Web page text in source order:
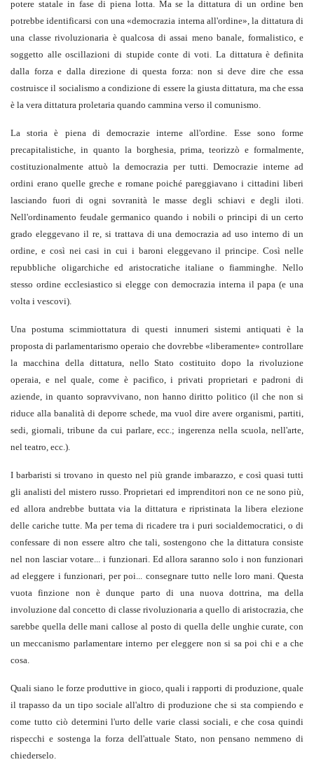
potere statale in fase di piena lotta. Ma se la dittatura di un ordine ben
potrebbe identificarsi con una «democrazia interna all'ordine», la dittatura di
una classe rivoluzionaria è qualcosa di assai meno banale, formalistico, e
soggetto alle oscillazioni di stupide conte di voti. La dittatura è definita
dalla forza e dalla direzione di questa forza: non si deve dire che essa
costruisce il socialismo a condizione di essere la giusta dittatura, ma che essa
è la vera dittatura proletaria quando cammina verso il comunismo.
La storia è piena di democrazie interne all'ordine. Esse sono forme
precapitalistiche, in quanto la borghesia, prima, teorizzò e formalmente,
costituzionalmente attuò la democrazia per tutti. Democrazie interne ad
ordini erano quelle greche e romane poiché pareggiavano i cittadini liberi
lasciando fuori di ogni sovranità le masse degli schiavi e degli iloti.
Nell'ordinamento feudale germanico quando i nobili o principi di un certo
grado eleggevano il re, si trattava di una democrazia ad uso interno di un
ordine, e così nei casi in cui i baroni eleggevano il principe. Così nelle
repubbliche oligarchiche ed aristocratiche italiane o fiamminghe. Nello
stesso ordine ecclesiastico si elegge con democrazia interna il papa (e una
volta i vescovi).
Una postuma scimmiottatura di questi innumeri sistemi antiquati è la
proposta di parlamentarismo operaio che dovrebbe «liberamente» controllare
la macchina della dittatura, nello Stato costituito dopo la rivoluzione
operaia, e nel quale, come è pacifico, i privati proprietari e padroni di
aziende, in quanto sopravvivano, non hanno diritto politico (il che non si
riduce alla banalità di deporre schede, ma vuol dire avere organismi, partiti,
sedi, giornali, tribune da cui parlare, ecc.; ingerenza nella scuola, nell'arte,
nel teatro, ecc.).
I barbaristi si trovano in questo nel più grande imbarazzo, e così quasi tutti
gli analisti del mistero russo. Proprietari ed imprenditori non ce ne sono più,
ed allora andrebbe buttata via la dittatura e ripristinata la libera elezione
delle cariche tutte. Ma per tema di ricadere tra i puri socialdemocratici, o di
confessare di non essere altro che tali, sostengono che la dittatura consiste
nel non lasciar votare... i funzionari. Ed allora saranno solo i non funzionari
ad eleggere i funzionari, per poi... consegnare tutto nelle loro mani. Questa
vuota finzione non è dunque parto di una nuova dottrina, ma della
involuzione dal concetto di classe rivoluzionaria a quello di aristocrazia, che
sarebbe quella delle mani callose al posto di quella delle unghie curate, con
un meccanismo parlamentare interno per eleggere non si sa poi chi e a che
cosa.
Quali siano le forze produttive in gioco, quali i rapporti di produzione, quale
il trapasso da un tipo sociale all'altro di produzione che si sta compiendo e
come tutto ciò determini l'urto delle varie classi sociali, e che cosa quindi
rispecchi e sostenga la forza dell'attuale Stato, non pensano nemmeno di
chiederselo.